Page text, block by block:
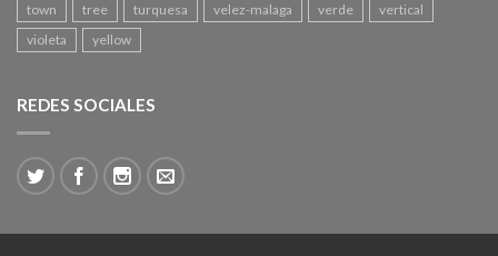
town
tree turquesa velez-malaga verde
vertical
violeta
yellow
REDES SOCIALES